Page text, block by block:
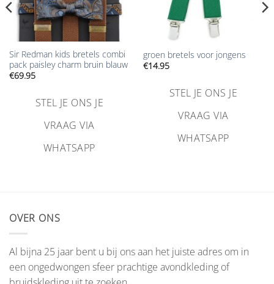
Sir Redman kids bretels combi
pack paisley charm bruin blauw
€69.95
STEL JE ONS JE
VRAAG VIA
WHATSAPP
groen bretels voor jongens
€14.95
STEL JE ONS JE
VRAAG VIA
WHATSAPP
OVER ONS
Al bijna 25 jaar bent u bij ons aan het juiste adres om in
een ongedwongen sfeer prachtige avondkleding of